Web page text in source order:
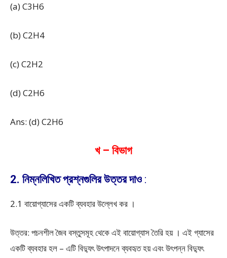
(a) C3H6
(b) C2H4
(c) C2H2
(d) C2H6
Ans: (d) C2H6
খ – বিভাগ
2. নিম্নলিখিত প্রশ্নগুলির উত্তর দাও :
2.1 বায়োগ্যাসের একটি ব্যবহার উল্লেখ কর ।
উত্তর: পচনশীল জৈব বস্তুসমূহ থেকে এই বায়োগ্যাস তৈরি হয় । এই গ্যাসের
একটি ব্যবহার হল – এটি বিদ্যুৎ উৎপাদনে ব্যবহৃত হয় এবং উৎপন্ন বিদ্যুৎ